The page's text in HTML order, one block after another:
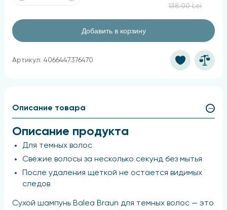
138.00 Lei
Добавить в корзину
Артикул: 4066447376470
Описание товара
Описание продукта
Для темных волос
Свежие волосы за несколько секунд без мытья
После удаления щеткой не остается видимых
следов
Сухой шампунь Balea Braun для темных волос — это